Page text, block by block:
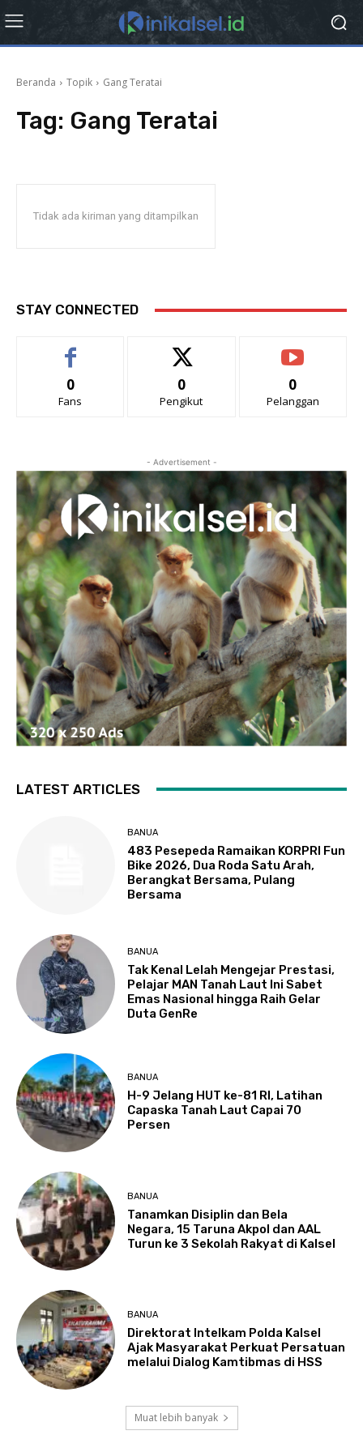
Beranda Topik Gang Teratai
Tag: Gang Teratai
Tidak ada kiriman yang ditampilkan
STAY CONNECTED
0
Fans
0
Pengikut
0
Pelanggan
- Advertisement -
LATEST ARTICLES
BANUA
483 Pesepeda Ramaikan KORPRI Fun
Bike 2026, Dua Roda Satu Arah,
Berangkat Bersama, Pulang
Bersama
BANUA
Tak Kenal Lelah Mengejar Prestasi,
Pelajar MAN Tanah Laut Ini Sabet
Emas Nasional hingga Raih Gelar
Duta GenRe
BANUA
H-9 Jelang HUT ke-81 RI, Latihan
Capaska Tanah Laut Capai 70
Persen
BANUA
Tanamkan Disiplin dan Bela
Negara, 15 Taruna Akpol dan AAL
Turun ke 3 Sekolah Rakyat di Kalsel
BANUA
Direktorat Intelkam Polda Kalsel
Ajak Masyarakat Perkuat Persatuan
melalui Dialog Kamtibmas di HSS
Muat lebih banyak